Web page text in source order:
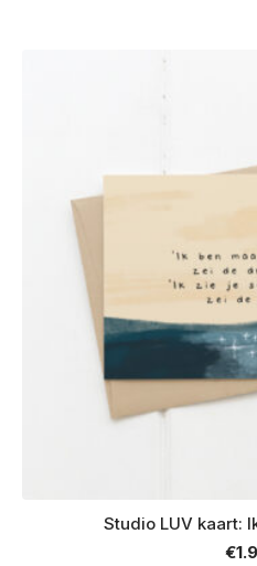
Studio LUV kaart:
€